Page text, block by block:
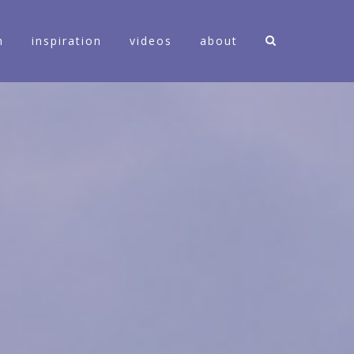
inspiration videos about